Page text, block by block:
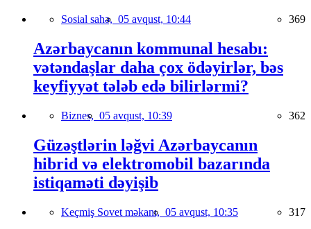
Sosial sahə, 05 avqust, 10:44 369
Azərbaycanın kommunal hesabı:
vətəndaşlar daha çox ödəyirlər, bəs
keyfiyyət tələb edə bilirlərmi?
Biznes, 05 avqust, 10:39 362
Güzəştlərin ləğvi Azərbaycanın
hibrid və elektromobil bazarında
istiqaməti dəyişib
Keçmiş Sovet məkanı, 05 avqust, 10:35 317